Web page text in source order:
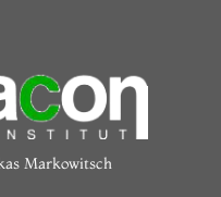
Markowitsch